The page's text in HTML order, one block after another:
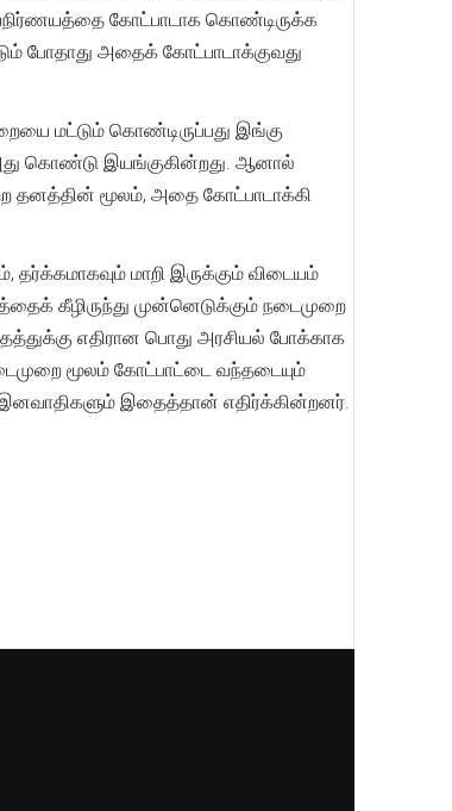
கோட்பாடாக கொண்டிருக்க
போதாது அதைக் கோட்பாடாக்குவது
மட்டும் கொண்டிருப்பது இங்கு
கொண்டு இயங்குகின்றது. ஆனால்
மூலம், அதை கோட்பாடாக்கி
மாறி இருக்கும் விடையம்
கீழிருந்து முன்னெடுக்கும் நடைமுறை
எதிரான பொது அரசியல் போக்காக
மூலம் கோட்பாட்டை வந்தடையும்
இதைத்தான் எதிர்க்கின்றனர்.